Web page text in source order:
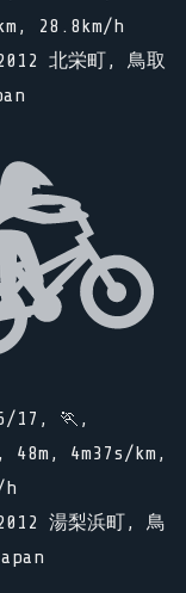
28.8km/h
北栄町, 鳥取
17, 🏃,
48m, 4m37s/km,
h
湯梨浜町, 鳥